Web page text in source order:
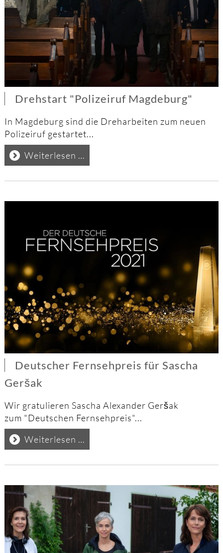
Drehstart "Polizeiruf Magdeburg"
In Magdeburg sind die Dreharbeiten zum neuen
Polizeiruf gestartet...
Weiterlesen …
"Polizeiruf
Magdeburg"
Deutscher Fernsehpreis für Sascha
Geršak
Wir gratulieren Sascha Alexander Geršak
zum "Deutschen Fernsehpreis"...
Weiterlesen …
Fernsehpreis
für
Geršak